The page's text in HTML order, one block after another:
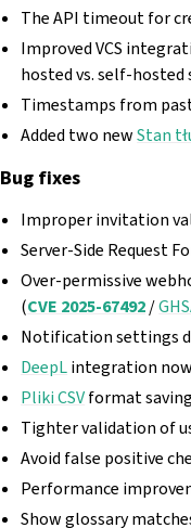
The API timeout for
Improved VCS
hosted vs. self-
Timestamps from
Added two newStan
Bug fixes
Improper invitation
Server-Side Request
Over‑permissive
(CVE 2025-67492/
Notification settings
DeepLintegration
Pliki CSVformat
Tighter validation of
Avoid false positive
Performance
Show glossary